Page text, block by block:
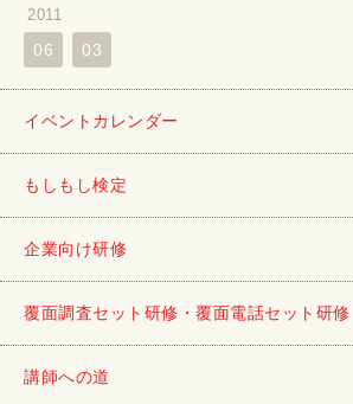
2011
06 03
イベントカレンダー
もしもし検定
企業向け研修
覆面調査セット研修・覆面電話セット研修
講師への道